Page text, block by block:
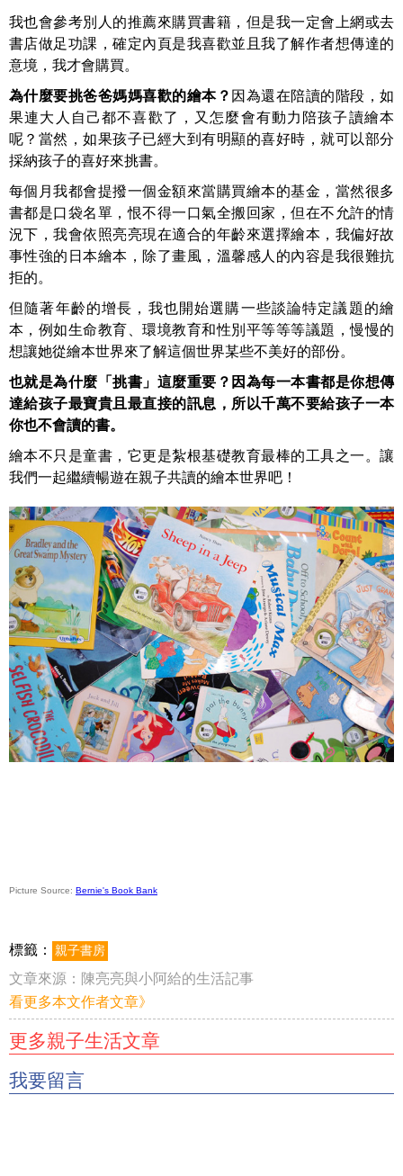
我也會參考別人的推薦來購買書籍，但是我一定會上網或去
書店做足功課，確定內頁是我喜歡並且我了解作者想傳達的
意境，我才會購買。
為什麼要挑爸爸媽媽喜歡的繪本？ 因為還在陪讀的階段，如
果連大人自己都不喜歡了，又怎麼會有動力陪孩子讀繪本
呢？當然，如果孩子已經大到有明顯的喜好時，就可以部分
採納孩子的喜好來挑書。
每個月我都會提撥一個金額來當購買繪本的基金，當然很多
書都是口袋名單，恨不得一口氣全搬回家，但在不允許的情
況下，我會依照亮亮現在適合的年齡來選擇繪本，我偏好故
事性強的日本繪本，除了畫風，溫馨感人的內容是我很難抗
拒的。
但隨著年齡的增長，我也開始選購一些談論特定議題的繪
本，例如生命教育、環境教育和性別平等等等議題，慢慢的
想讓她從繪本世界來了解這個世界某些不美好的部份。
也就是為什麼「挑書」這麼重要？因為每一本書都是你想傳
達給孩子最寶貴且最直接的訊息，所以千萬不要給孩子一本
你也不會讀的書。
繪本不只是童書，它更是紮根基礎教育最棒的工具之一。讓
我們一起繼續暢遊在親子共讀的繪本世界吧！
Picture Source: Bernie's Book Bank
標籤： 親子書房
文章來源： 陳亮亮與小阿給的生活記事
看更多本文作者文章》
更多親子生活文章
我要留言